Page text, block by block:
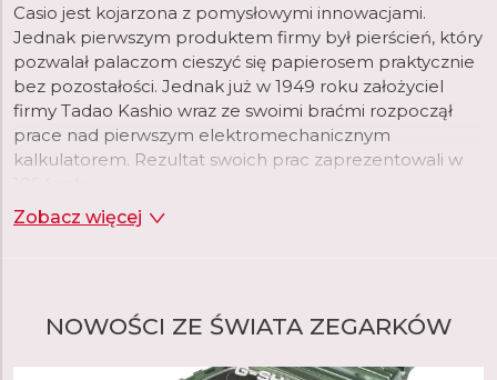
Casio jest kojarzona z pomysłowymi innowacjami.
Jednak pierwszym produktem firmy był pierścień, który
pozwalał palaczom cieszyć się papierosem praktycznie
bez pozostałości. Jednak już w 1949 roku założyciel
firmy Tadao Kashio wraz ze swoimi braćmi rozpoczął
prace nad pierwszym elektromechanicznym
kalkulatorem. Rezultat swoich prac zaprezentowali w
Dwadzieścia lat później, gdy firma rozszerzała swoje
z cyfrowym wyświetlaniem czasu, początkowo
jako okazję do wykorzystania swojej zaawansowanej
Zobacz więcej
NOWOŚCI ZE ŚWIATA ZEGARKÓW